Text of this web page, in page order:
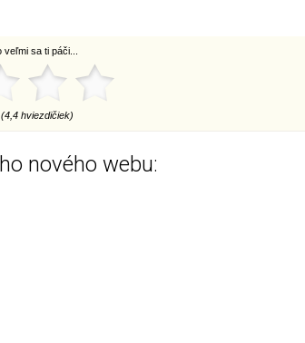
sa ti páči...
(4,4 hviezdičiek)
nového webu: